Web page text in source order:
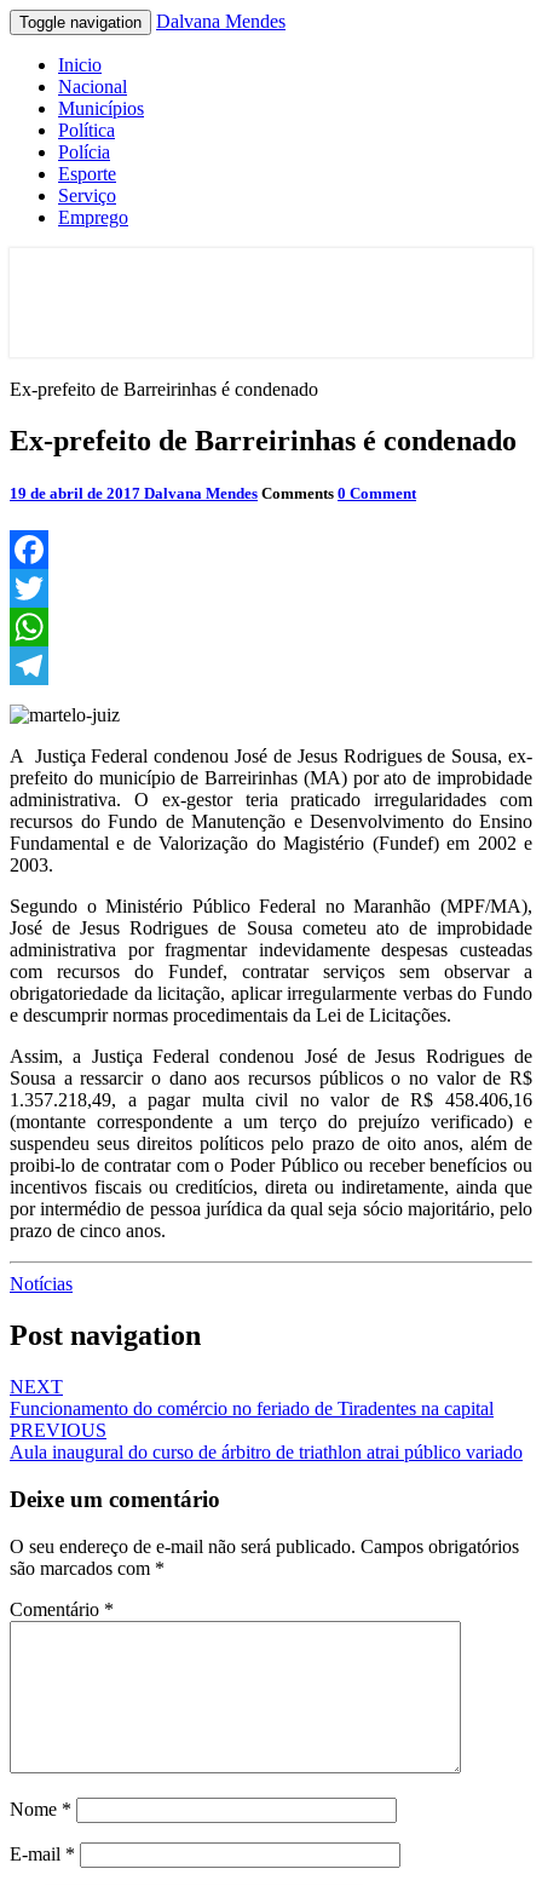
Toggle navigation Dalvana Mendes
Inicio
Nacional
Municípios
Política
Polícia
Esporte
Serviço
Emprego
Ex-prefeito de Barreirinhas é condenado
Ex-prefeito de Barreirinhas é condenado
19 de abril de 2017 Dalvana Mendes Comments 0 Comment
Facebook
Twitter
WhatsApp
Telegram
A Justiça Federal condenou José de Jesus Rodrigues de Sousa, ex-
prefeito do município de Barreirinhas (MA) por ato de improbidade
administrativa. O ex-gestor teria praticado irregularidades com
recursos do Fundo de Manutenção e Desenvolvimento do Ensino
Fundamental e de Valorização do Magistério (Fundef) em 2002 e
2003.
Segundo o Ministério Público Federal no Maranhão (MPF/MA),
José de Jesus Rodrigues de Sousa cometeu ato de improbidade
administrativa por fragmentar indevidamente despesas custeadas
com recursos do Fundef, contratar serviços sem observar a
obrigatoriedade da licitação, aplicar irregularmente verbas do Fundo
e descumprir normas procedimentais da Lei de Licitações.
Assim, a Justiça Federal condenou José de Jesus Rodrigues de
Sousa a ressarcir o dano aos recursos públicos o no valor de R$
1.357.218,49, a pagar multa civil no valor de R$ 458.406,16
(montante correspondente a um terço do prejuízo verificado) e
suspendeu seus direitos políticos pelo prazo de oito anos, além de
proibi-lo de contratar com o Poder Público ou receber benefícios ou
incentivos fiscais ou creditícios, direta ou indiretamente, ainda que
por intermédio de pessoa jurídica da qual seja sócio majoritário, pelo
prazo de cinco anos.
Notícias
Post navigation
NEXT
Funcionamento do comércio no feriado de Tiradentes na capital
PREVIOUS
Aula inaugural do curso de árbitro de triathlon atrai público variado
Deixe um comentário
O seu endereço de e-mail não será publicado. Campos obrigatórios
são marcados com *
Comentário *
Nome *
E-mail *